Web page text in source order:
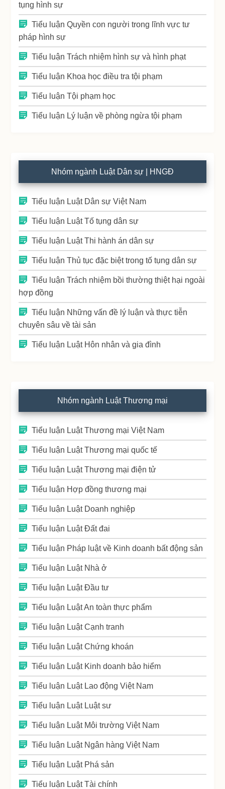
tụng hình sự
Tiểu luận Quyền con người trong lĩnh vực tư
pháp hình sự
Tiểu luận Trách nhiệm hình sự và hình phạt
Tiểu luận Khoa học điều tra tội phạm
Tiểu luận Tội phạm học
Tiểu luận Lý luận về phòng ngừa tội phạm
Nhóm ngành Luật Dân sự | HNGĐ
Tiểu luận Luật Dân sự Việt Nam
Tiểu luận Luật Tố tụng dân sự
Tiểu luận Luật Thi hành án dân sự
Tiểu luận Thủ tục đặc biệt trong tố tụng dân sự
Tiểu luận Trách nhiệm bồi thường thiệt hại ngoài
hợp đồng
Tiểu luận Những vấn đề lý luận và thực tiễn
chuyên sâu về tài sản
Tiểu luận Luật Hôn nhân và gia đình
Nhóm ngành Luật Thương mại
Tiểu luận Luật Thương mại Việt Nam
Tiểu luận Luật Thương mại quốc tế
Tiểu luận Luật Thương mại điện tử
Tiểu luận Hợp đồng thương mại
Tiểu luận Luật Doanh nghiệp
Tiểu luận Luật Đất đai
Tiểu luận Pháp luật về Kinh doanh bất động sản
Tiểu luận Luật Nhà ở
Tiểu luận Luật Đầu tư
Tiểu luận Luật An toàn thực phẩm
Tiểu luận Luật Cạnh tranh
Tiểu luận Luật Chứng khoán
Tiểu luận Luật Kinh doanh bảo hiểm
Tiểu luận Luật Lao động Việt Nam
Tiểu luận Luật Luật sư
Tiểu luận Luật Môi trường Việt Nam
Tiểu luận Luật Ngân hàng Việt Nam
Tiểu luận Luật Phá sản
Tiểu luận Luật Tài chính